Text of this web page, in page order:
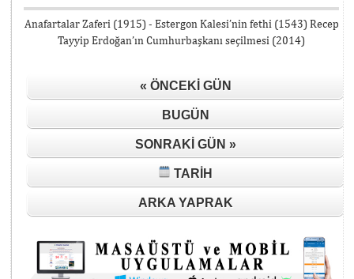
Anafartalar Zaferi (1915) - Estergon Kalesi’nin fethi (1543) Recep
Tayyip Erdoğan’ın Cumhurbaşkanı seçilmesi (2014)
« ÖNCEKI GÜN
BUGÜN
SONRAKI GÜN »
TARIH
ARKA YAPRAK